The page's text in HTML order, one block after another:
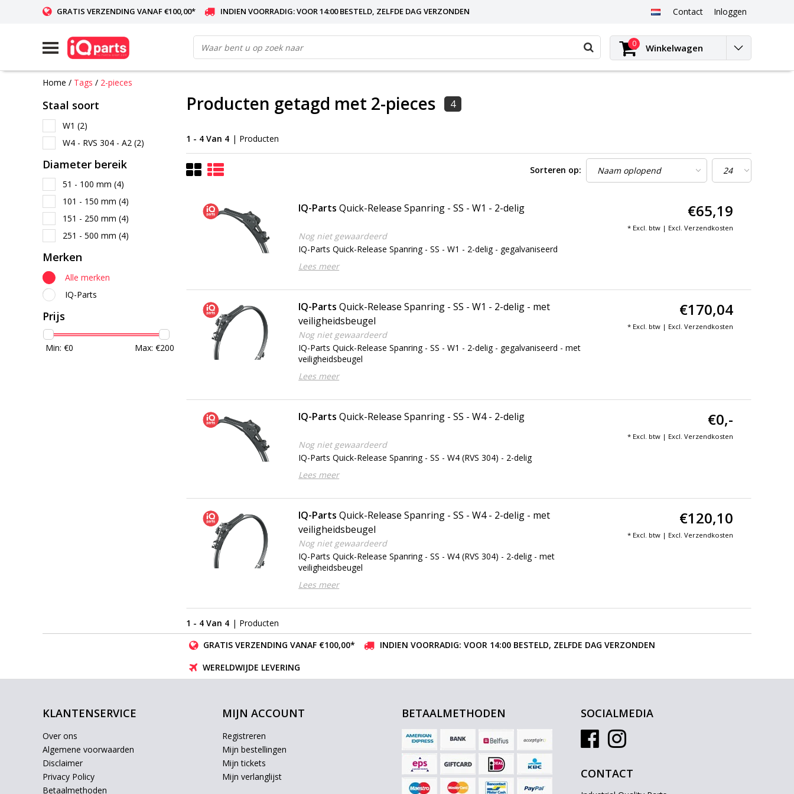
GRATIS VERZENDING VANAF €100,00* INDIEN VOORRADIG: VOOR 14:00 BESTELD, ZELFDE DAG VERZONDEN Contact Inloggen
0 Winkelwagen
Home / Tags / 2-pieces
Staal soort
W1 (2)
W4 - RVS 304 - A2 (2)
Diameter bereik
51 - 100 mm (4)
101 - 150 mm (4)
151 - 250 mm (4)
251 - 500 mm (4)
Merken
Alle merken
IQ-Parts
Prijs
Min: €0 Max: €200
Producten getagd met 2-pieces 4
1 - 4 Van 4 | Producten
Sorteren op:
IQ-Parts Quick-Release Spanring - SS - W1 - 2-delig
Nog niet gewaardeerd
IQ-Parts Quick-Release Spanring - SS - W1 - 2-delig - gegalvaniseerd
Lees meer
€65,19
* Excl. btw | Excl. Verzendkosten
IQ-Parts Quick-Release Spanring - SS - W1 - 2-delig - met
veiligheidsbeugel
Nog niet gewaardeerd
IQ-Parts Quick-Release Spanring - SS - W1 - 2-delig - gegalvaniseerd - met
veiligheidsbeugel
Lees meer
€170,04
* Excl. btw | Excl. Verzendkosten
IQ-Parts Quick-Release Spanring - SS - W4 - 2-delig
Nog niet gewaardeerd
IQ-Parts Quick-Release Spanring - SS - W4 (RVS 304) - 2-delig
Lees meer
€0,-
* Excl. btw | Excl. Verzendkosten
IQ-Parts Quick-Release Spanring - SS - W4 - 2-delig - met
veiligheidsbeugel
Nog niet gewaardeerd
IQ-Parts Quick-Release Spanring - SS - W4 (RVS 304) - 2-delig - met
veiligheidsbeugel
Lees meer
€120,10
* Excl. btw | Excl. Verzendkosten
1 - 4 Van 4 | Producten
GRATIS VERZENDING VANAF €100,00*
INDIEN VOORRADIG: VOOR 14:00 BESTELD, ZELFDE DAG VERZONDEN
WERELDWIJDE LEVERING
KLANTENSERVICE
Over ons
Algemene voorwaarden
Disclaimer
Privacy Policy
Betaalmethoden
MIJN ACCOUNT
Registreren
Mijn bestellingen
Mijn tickets
Mijn verlanglijst
BETAALMETHODEN SOCIALMEDIA
CONTACT